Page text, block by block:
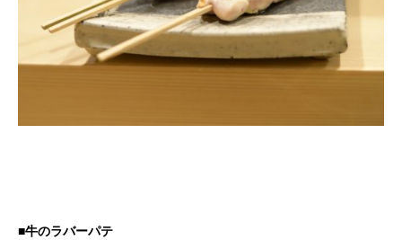
■牛のラバーパテ